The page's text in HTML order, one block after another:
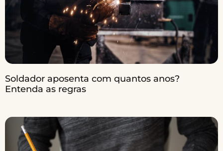
Soldador aposenta com quantos anos?
Entenda as regras